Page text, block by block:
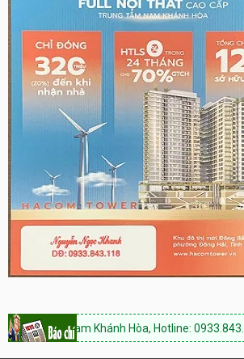
Rang Nam Khánh Hòa, Hotline: 0933.843.118